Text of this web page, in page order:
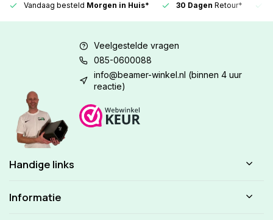
Vandaag besteld Morgen in Huis* 30 Dagen Retour*
Veelgestelde vragen
085-0600088
info@beamer-winkel.nl (binnen 4 uur
reactie)
Handige links
Informatie